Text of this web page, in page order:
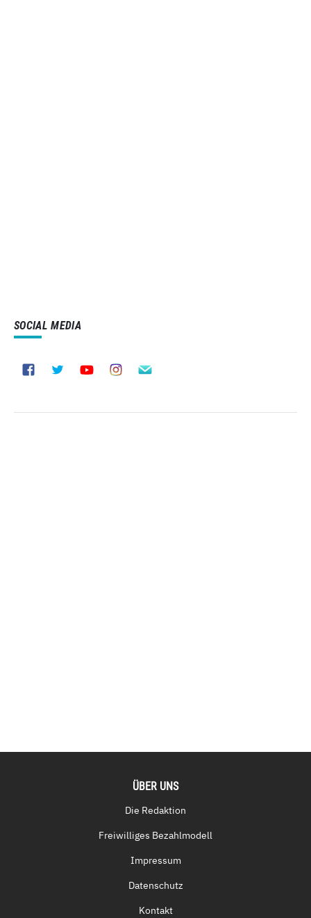
SOCIAL MEDIA
ÜBER UNS
Die Redaktion
Freiwilliges Bezahlmodell
Impressum
Datenschutz
Kontakt